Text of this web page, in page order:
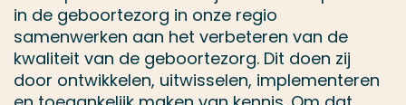
in de geboortezorg in onze regio
samenwerken aan het verbeteren van de
kwaliteit van de geboortezorg. Dit doen zij
door ontwikkelen, uitwisselen, implementeren